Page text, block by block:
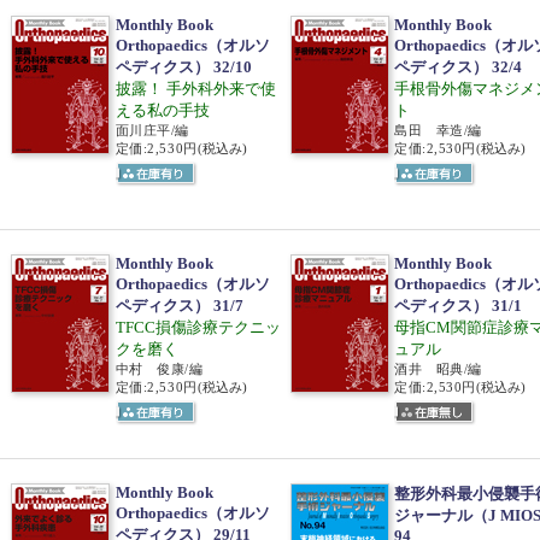
Monthly Book
Orthopaedics（オルソ
ペディクス） 32/10
披露！ 手外科外来で使
える私の手技
面川庄平/編
定価:2,530円 (税込み)
Monthly Book
Orthopaedics（オル
ペディクス） 32/4
手根骨外傷マネジメ
ト
島田 幸造/編
定価:2,530円 (税込み)
Monthly Book
Orthopaedics（オルソ
ペディクス） 31/7
TFCC損傷診療テクニッ
クを磨く
中村 俊康/編
定価:2,530円 (税込み)
Monthly Book
Orthopaedics（オル
ペディクス） 31/1
母指CM関節症診療
ュアル
酒井 昭典/編
定価:2,530円 (税込み)
Monthly Book
Orthopaedics（オルソ
ペディクス） 29/11
整形外科最小侵襲手
ジャーナル（J MIOS
94